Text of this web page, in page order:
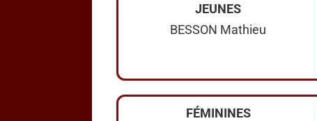
JEUNES
BESSON Mathieu
FÉMININES